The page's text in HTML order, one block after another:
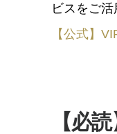
ビスをご活
【公式】
【必